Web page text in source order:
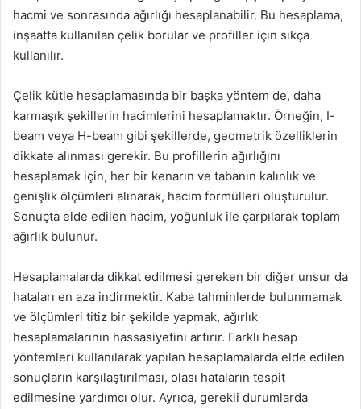
hacmi ve sonrasında ağırlığı hesaplanabilir. Bu hesaplama,
inşaatta kullanılan çelik borular ve profiller için sıkça
kullanılır.
Çelik kütle hesaplamasında bir başka yöntem de, daha
karmaşık şekillerin hacimlerini hesaplamaktır. Örneğin, I-
beam veya H-beam gibi şekillerde, geometrik özelliklerin
dikkate alınması gerekir. Bu profillerin ağırlığını
hesaplamak için, her bir kenarın ve tabanın kalınlık ve
genişlik ölçümleri alınarak, hacim formülleri oluşturulur.
Sonuçta elde edilen hacim, yoğunluk ile çarpılarak toplam
ağırlık bulunur.
Hesaplamalarda dikkat edilmesi gereken bir diğer unsur da
hataları en aza indirmektir. Kaba tahminlerde bulunmamak
ve ölçümleri titiz bir şekilde yapmak, ağırlık
hesaplamalarının hassasiyetini artırır. Farklı hesap
yöntemleri kullanılarak yapılan hesaplamalarda elde edilen
sonuçların karşılaştırılması, olası hataların tespit
edilmesine yardımcı olur. Ayrıca, gerekli durumlarda